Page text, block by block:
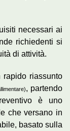
necessari ai
richiedenti si
di attività.
rapido riassunto
, partendo
è uno
che versano in
basato sulla